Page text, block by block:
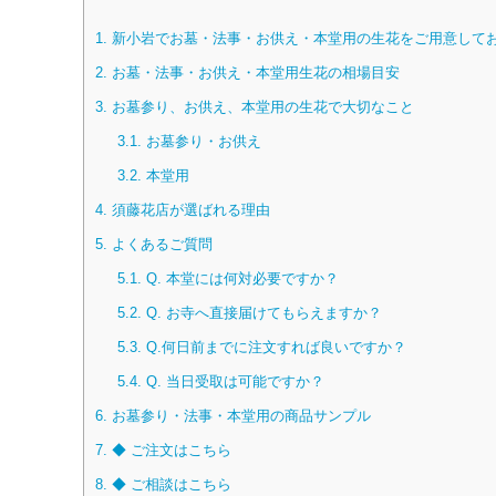
1. 新小岩でお墓・法事・お供え・本堂用の生花をご用意して
2. お墓・法事・お供え・本堂用生花の相場目安
3. お墓参り、お供え、本堂用の生花で大切なこと
3.1. お墓参り・お供え
3.2. 本堂用
4. 須藤花店が選ばれる理由
5. よくあるご質問
5.1. Q. 本堂には何対必要ですか？
5.2. Q. お寺へ直接届けてもらえますか？
5.3. Q.何日前までに注文すれば良いですか？
5.4. Q. 当日受取は可能ですか？
6. お墓参り・法事・本堂用の商品サンプル
7. ◆ ご注文はこちら
8. ◆ ご相談はこちら